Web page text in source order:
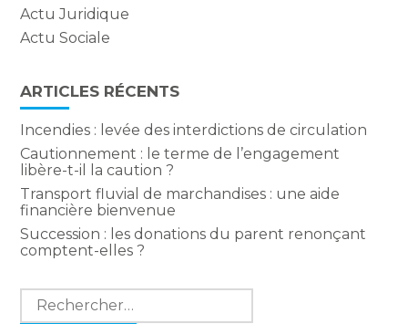
Actu Juridique
Actu Sociale
ARTICLES RÉCENTS
Incendies : levée des interdictions de circulation
Cautionnement : le terme de l’engagement
libère-t-il la caution ?
Transport fluvial de marchandises : une aide
financière bienvenue
Succession : les donations du parent renonçant
comptent-elles ?
Rechercher :